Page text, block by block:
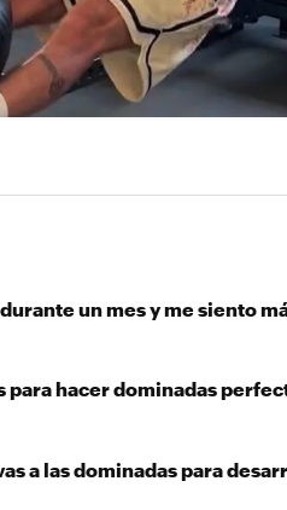
un mes y me siento
para hacer dominadas
a las dominadas para